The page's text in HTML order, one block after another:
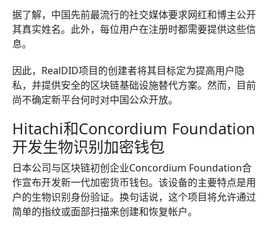
据了解，中国先前最流行的社交媒体要求网红和博主公开
其真实姓名。此外，每位用户在注册时都需要提供这些信
息。
因此，RealDID项目的创建者将其目标定为提高用户隐
私，并提供安全的区块链基础设施替代方案。然而，目前
尚不确定新平台何时对中国公众开放。
Hitachi和Concordium Foundation
开发生物识别加密钱包
日本公司与区块链初创企业Concordium Foundation合
作宣布开发新一代加密货币钱包。该设备的主要特点是用
户的生物识别身份验证。换句话说，这个项目将允许通过
简单的指纹或面部扫描来创建和恢复帐户。